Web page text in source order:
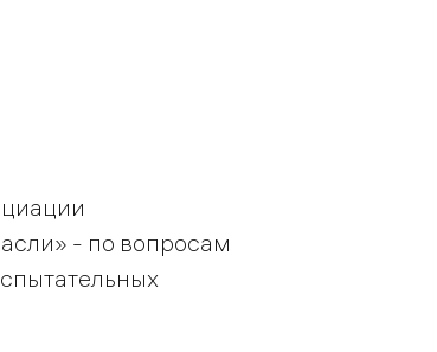
- по вопросам